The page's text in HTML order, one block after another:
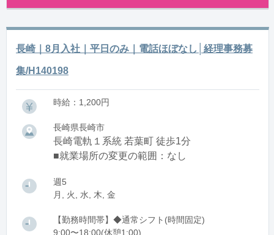
長崎｜8月入社｜平日のみ｜電話ほぼなし│経理事務募
集/H140198
時給：1,200円
長崎県長崎市
長崎電軌１系統 若葉町 徒歩1分
■就業場所の変更の範囲：なし
週5
月, 火, 水, 木, 金
【勤務時間帯】◆通常シフト(時間固定)
9:00〜18:00(休憩1:00)